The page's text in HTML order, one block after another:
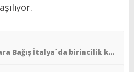
Carmen Dilara Bağış İtalya´da birincilik kazandı